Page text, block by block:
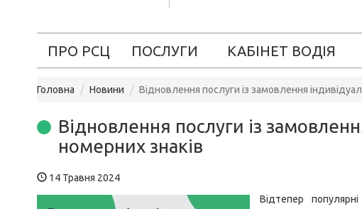
ПРО РСЦ ПОСЛУГИ КАБІНЕТ ВОДІЯ
Головна Новини Відновлення послуги із замовлення
Відновлення послуги із
номерних знаків
14 Травня 2024
Відтепер